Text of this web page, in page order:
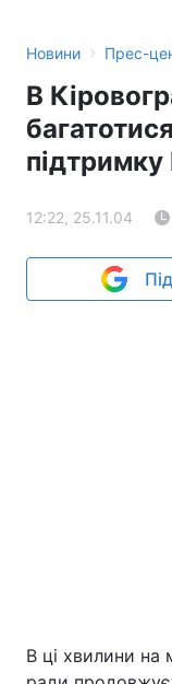
Новини › Прес-
В
12:22, 25.11.04
В ці хвилини на